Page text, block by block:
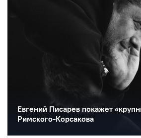
Евгений Писарев покажет
Римского-Корсакова